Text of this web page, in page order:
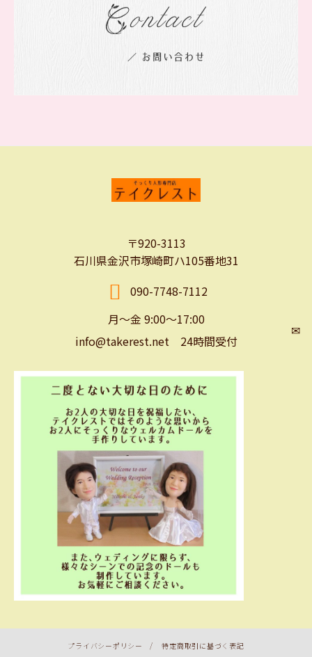
〒920-3113
石川県金沢市塚崎町ハ105番地31
090-7748-7112
月～金 9:00～17:00
✉
info@takerest.net 24時間受付
プライバシーポリシー / 特定商取引に基づく表記